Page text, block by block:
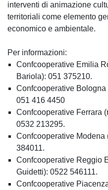
interventi di animazione
territoriali come elemento
economico e ambientale.
Per informazioni:
Confcooperative Emilia
Bariola): 051 375210.
Confcooperative
051 416 4450
Confcooperative Ferrara
0532 213295.
Confcooperative
384011.
Confcooperative Reggio
Guidetti): 0522 546111.
Confcooperative